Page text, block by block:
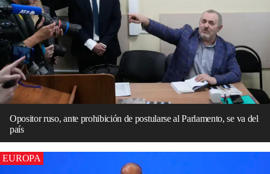
Opositor ruso, ante prohibición de postularse al Parlamento, se va del
país
EUROPA